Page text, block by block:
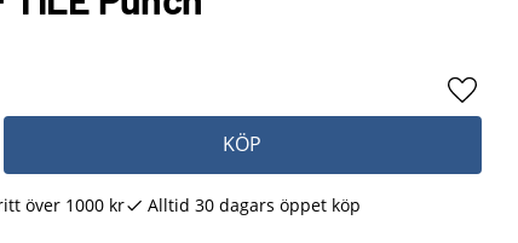
KÖP
Lägg
över 1000 kr Alltid 30 dagars öppet köp